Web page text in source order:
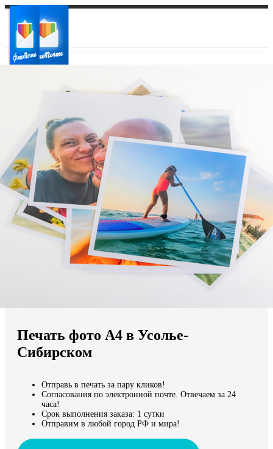
Ваш регион доставки
Выберите из списка:
Мы доставляем по всему миру
Продолжить без города
Печать фото А4 в Усолье-
Сибирском
Отправь в печать за пару кликов!
Согласования по электронной почте. Отвечаем за 24
часа!
Срок выполнения заказа: 1 сутки
Отправим в любой город РФ и мира!